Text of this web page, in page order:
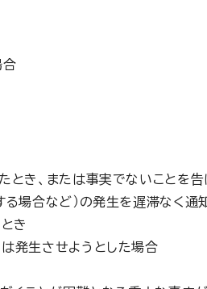
合
とき、または事実でないことを
場合など）の発生を遅滞なく
き
発生させようとした場合